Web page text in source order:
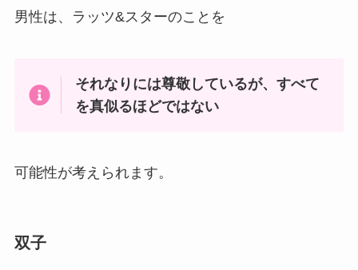
男性は、ラッツ&スターのことを
それなりには尊敬しているが、すべて
を真似るほどではない
可能性が考えられます。
双子